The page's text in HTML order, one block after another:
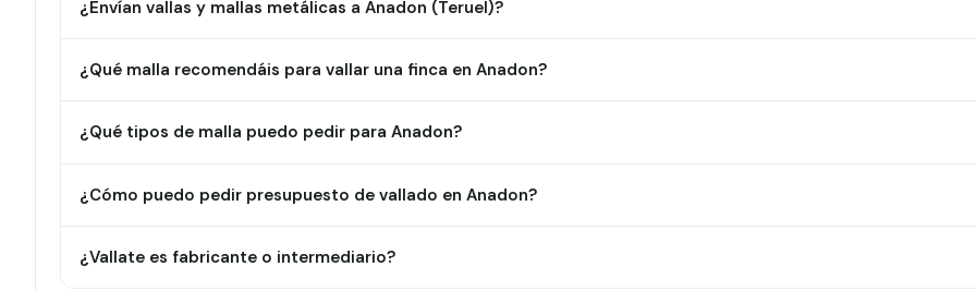
¿Envían vallas y mallas metálicas a Anadon (Teruel)?
¿Qué malla recomendáis para vallar una finca en Anadon?
¿Qué tipos de malla puedo pedir para Anadon?
¿Cómo puedo pedir presupuesto de vallado en Anadon?
¿Vallate es fabricante o intermediario?